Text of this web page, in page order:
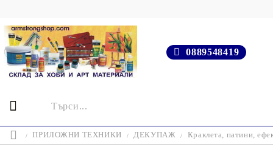
0889548419
ПРИЛОЖНИ ТЕХНИКИ ДЕКУПАЖ Краклета, патини,